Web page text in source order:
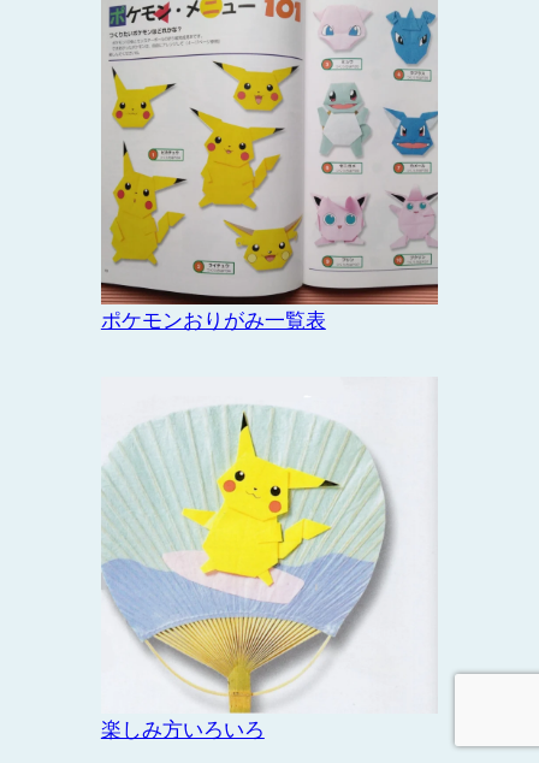
ポケモンおりがみ一覧表
楽しみ方いろいろ